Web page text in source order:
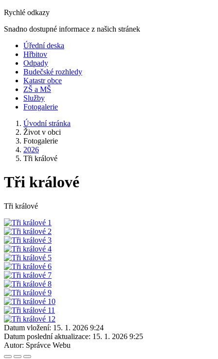
Rychlé odkazy
Snadno dostupné informace z našich stránek
Úřední deska
Hřbitov
Odpady
Budečské rozhledy
Katastr obce
ZŠ a MŠ
Služby
Fotogalerie
Úvodní stránka
Život v obci
Fotogalerie
2026
Tři králové
Tři králové
Tři králové
Datum vložení: 15. 1. 2026 9:24
Datum poslední aktualizace: 15. 1. 2026 9:25
Autor: Správce Webu